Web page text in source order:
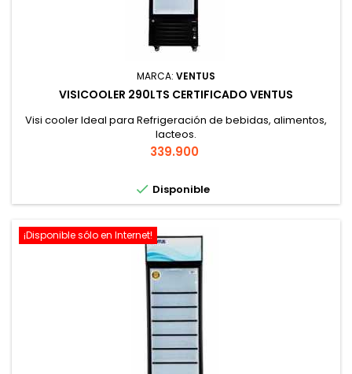
MARCA: VENTUS
VISICOOLER 290LTS CERTIFICADO VENTUS
Visi cooler Ideal para Refrigeración de bebidas, alimentos,
lacteos.
Precio
339.900
 Disponible
¡Disponible sólo en Internet!